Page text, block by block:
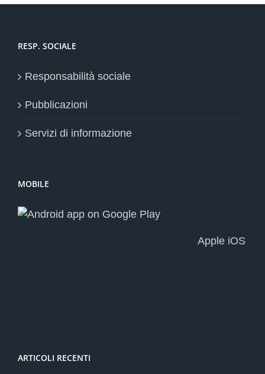
RESP. SOCIALE
Responsabilità sociale
Pubblicazioni
Servizi di informazione
MOBILE
Apple iOS
ARTICOLI RECENTI